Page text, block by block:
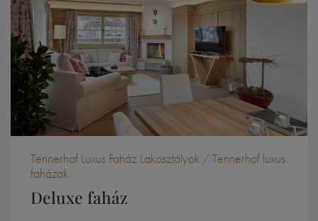
Tennerhof Luxus Faház Lakosztályok / Tennerhof luxus
faházak
Deluxe faház